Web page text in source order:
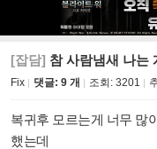
[잡담] 참 사람냄새 나는
Fix 댓글: 9 개 조회: 3201
복귀후 모르는게 너무 많
했는데